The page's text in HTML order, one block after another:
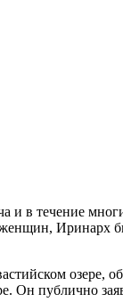
в течение
Иринарх
озере,
Он публично